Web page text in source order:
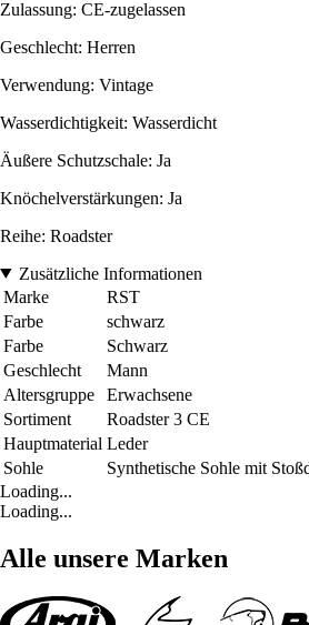
Zulassung: CE-zugelassen
Geschlecht: Herren
Verwendung: Vintage
Wasserdichtigkeit: Wasserdicht
Äußere Schutzschale: Ja
Knöchelverstärkungen: Ja
Reihe: Roadster
Zusätzliche Informationen
Marke
RST
Farbe
schwarz
Farbe
Schwarz
Geschlecht
Mann
Altersgruppe
Erwachsene
Sortiment
Roadster 3 CE
Hauptmaterial Leder
Sohle
Synthetische Sohle mit
Loading...
Loading...
Alle unsere Marken